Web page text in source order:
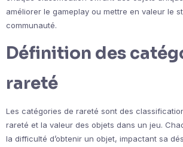
améliorer le gameplay ou mettre en valeur le
communauté.
Définition des
rareté
Les catégories de rareté sont des
rareté et la valeur des objets dans un jeu.
la difficulté d’obtenir un objet, impactant sa